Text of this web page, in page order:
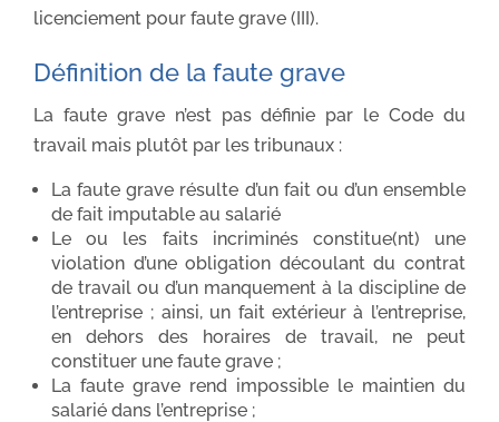
licenciement pour faute grave (III).
Définition de la faute grave
La faute grave n’est pas définie par le Code du
travail mais plutôt par les tribunaux :
La faute grave résulte d’un fait ou d’un ensemble
de fait imputable au salarié
Le ou les faits incriminés constitue(nt) une
violation d’une obligation découlant du contrat
de travail ou d’un manquement à la discipline de
l’entreprise ; ainsi, un fait extérieur à l’entreprise,
en dehors des horaires de travail, ne peut
constituer une faute grave ;
La faute grave rend impossible le maintien du
salarié dans l’entreprise ;